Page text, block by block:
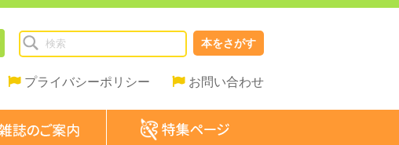
本をさがす
プライバシーポリシー お問い合わせ